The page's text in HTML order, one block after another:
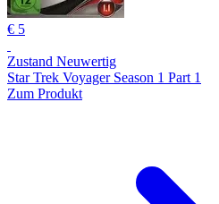
€ 5
Zustand Neuwertig
Star Trek Voyager Season 1 Part 1
Zum Produkt